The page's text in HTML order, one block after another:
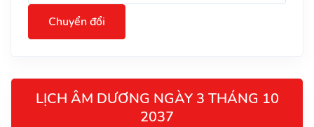
Chuyển đổi
LỊCH ÂM DƯƠNG NGÀY 3 THÁNG 10
2037